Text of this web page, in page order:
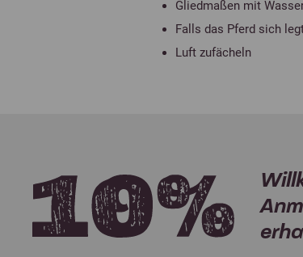
Gliedmaßen mit
Falls das Pferd sich
Luft zufächeln